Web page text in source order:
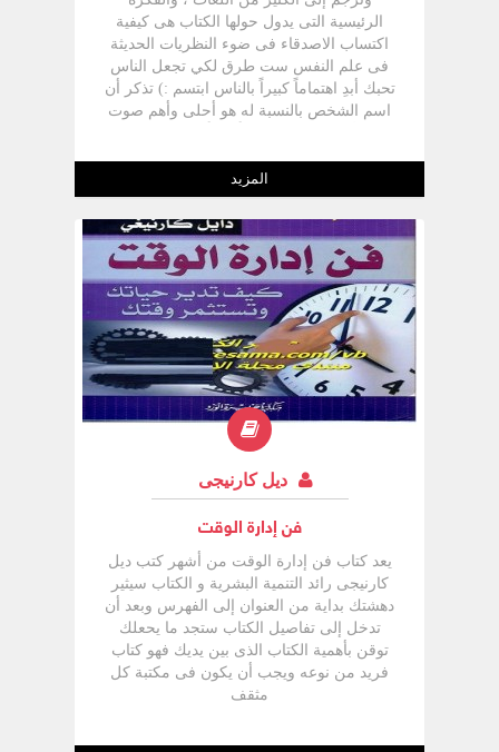
الرئيسية التى يدول حولها الكتاب هى كيفية
اكتساب الاصدقاء فى ضوء النظريات الحديثة
فى علم النفس ست طرق لكي تجعل الناس
تحبك أبدِ اهتماماً كبيراً بالناس ابتسم :) تذكر أن
اسم الشخص بالنسبة له هو أحلى وأهم صوت
يهتم الناس بها اجعل الناس تحس بأنها مهمة
المزيد
ديل كارنيجى
فن إدارة الوقت
يعد كتاب فن إدارة الوقت من أشهر كتب ديل
كارنيجى رائد التنمية البشرية و الكتاب سيثير
دهشتك بداية من العنوان إلى الفهرس وبعد أن
تدخل إلى تفاصيل الكتاب ستجد ما يحعلك
توقن بأهمية الكتاب الذى بين يديك فهو كتاب
فريد من نوعه ويجب أن يكون فى مكتبة كل
مثقف